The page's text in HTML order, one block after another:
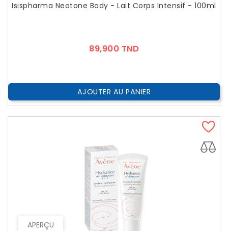
Isispharma Neotone Body - Lait Corps Intensif - 100ml
89,900 TND
AJOUTER AU PANIER
APERÇU